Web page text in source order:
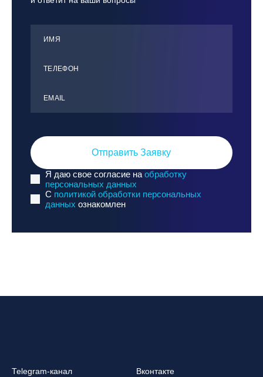
ИМЯ
ТЕЛЕФОН
ЕMАIL
Отправить Заявку
Я даю свое согласие на обработку
персональных данных
C политикой обработки персональных
данных ознакомлен
Telegram-канал Вконтакте